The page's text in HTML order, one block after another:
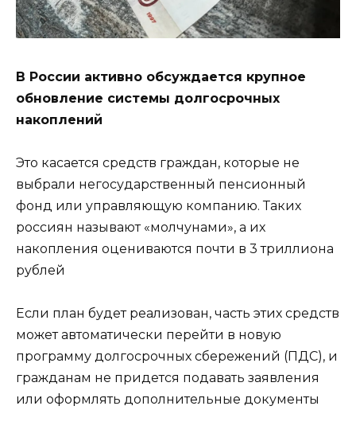
В России активно обсуждается крупное
обновление системы долгосрочных
накоплений
Это касается средств граждан, которые не
выбрали негосударственный пенсионный
фонд или управляющую компанию. Таких
россиян называют «молчунами», а их
накопления оцениваются почти в 3 триллиона
рублей
Если план будет реализован, часть этих средств
может автоматически перейти в новую
программу долгосрочных сбережений (ПДС), и
гражданам не придется подавать заявления
или оформлять дополнительные документы